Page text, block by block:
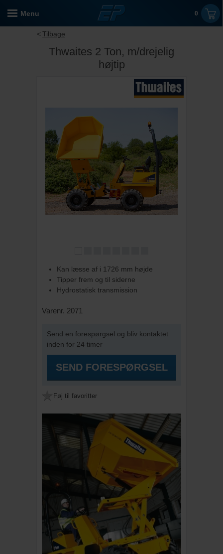
Menu 0
Tilbage
Thwaites 2 Ton, m/drejelig
højtip
Kan læsse af i 1726 mm højde
Tipper frem og til siderne
Hydrostatisk transmission
Varenr. 2071
Send en forespørgsel og bliv kontaktet
inden for 24 timer
SEND FORESPØRGSEL
Føj til favoritter